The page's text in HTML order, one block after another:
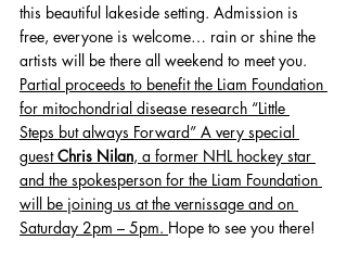
this beautiful lakeside setting. Admission is
free, everyone is welcome… rain or shine the
artists will be there all weekend to meet you.
Partial proceeds to benefit the Liam Foundation
for mitochondrial disease research “Little
Steps but always Forward” A very special
guest Chris Nilan, a former NHL hockey star
and the spokesperson for the Liam Foundation
will be joining us at the vernissage and on
Saturday 2pm – 5pm. Hope to see you there!